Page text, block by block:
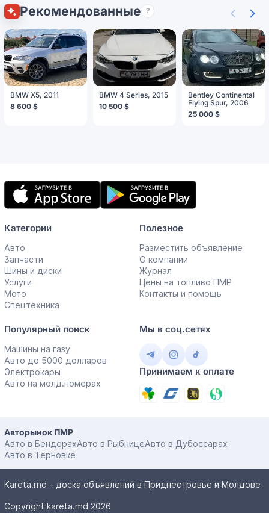
Рекомендованные ?
BMW X5, 2011
8 600 $
BMW 4 Series, 2015
10 500 $
Bentley Continental
Flying Spur, 2006
25 000 $
Мобильное
приложение
Категории
Авто
Запчасти
Шины и диски
Услуги
Мото
Спецтехника
Полезное
Разместить объявление
О компании
Журнал
Цены на топливо ПМР
Контакты и помощь
Популярный поиск
Машины на газу
Авто до 5000 долларов
Электрокары
Авто на молд.номерах
Мы в соц.сетях
Принимаем к оплате
Авторынок ПМР
Авто в БендерахАвто в РыбницеАвто в Дубоссарах
Авто в Терновке
Kareta.md - доска объявлений в Приднестровье и Молдове
Copyright kareta.md 2026